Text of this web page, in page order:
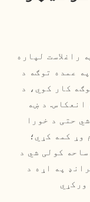
راغلاست لپاره
عمده توګه د
کار کوي، د
انعکاس. د ښه
حتی د خورا
وړ کمه کړي؛
کولی شي د
په اړه د